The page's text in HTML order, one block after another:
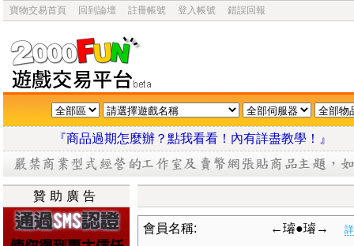
寶物交易首頁 回到論壇 註冊帳號 登入帳號 錯誤回報
『商品過期怎麼辦？點我看看！內有詳盡教學
贊助廣告
會員名稱: ←璿●璿→